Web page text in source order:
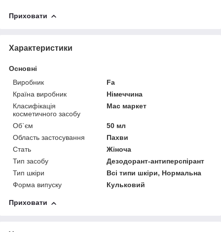
Приховати
Характеристики
Основні
Виробник
Fa
Країна виробник
Німеччина
Класифікація
косметичного засобу
Мас маркет
Об`єм
50 мл
Область застосування
Пахви
Стать
Жіноча
Тип засобу
Дезодорант-антиперспірант
Тип шкіри
Всі типи шкіри, Нормальна
Форма випуску
Кульковий
Приховати